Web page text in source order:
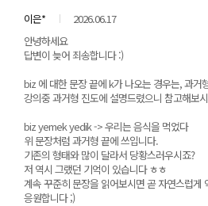
이은*
2026.06.17
안녕하세요
답변이 늦어 죄송합니다 :)
biz 에 대한 문장 끝에 k가 나오는 경우는, 과거
강의중 과거형 진도에 설명드렸으니 참고해보
biz yemek yedik -> 우리는 음식을 먹었다
위 문장처럼 과거형 끝에 쓰입니다.
기존의 형태와 많이 달라서 당황스러우시죠?
저 역시 그랬던 기억이 있습니다 ㅎㅎ
계속 꾸준히 문장을 읽어보시면 곧 자연스럽게
응원합니다 ;)